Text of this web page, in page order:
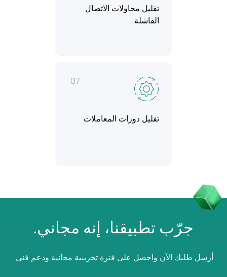
تقليل محاولات الاتصال
الفاشلة
07
تقليل دورات المعاملات
جرّب تطبيقنا، إنه مجاني.
أرسل طلبك الآن واحصل على فترة تجريبية مجانية ودعم فني.